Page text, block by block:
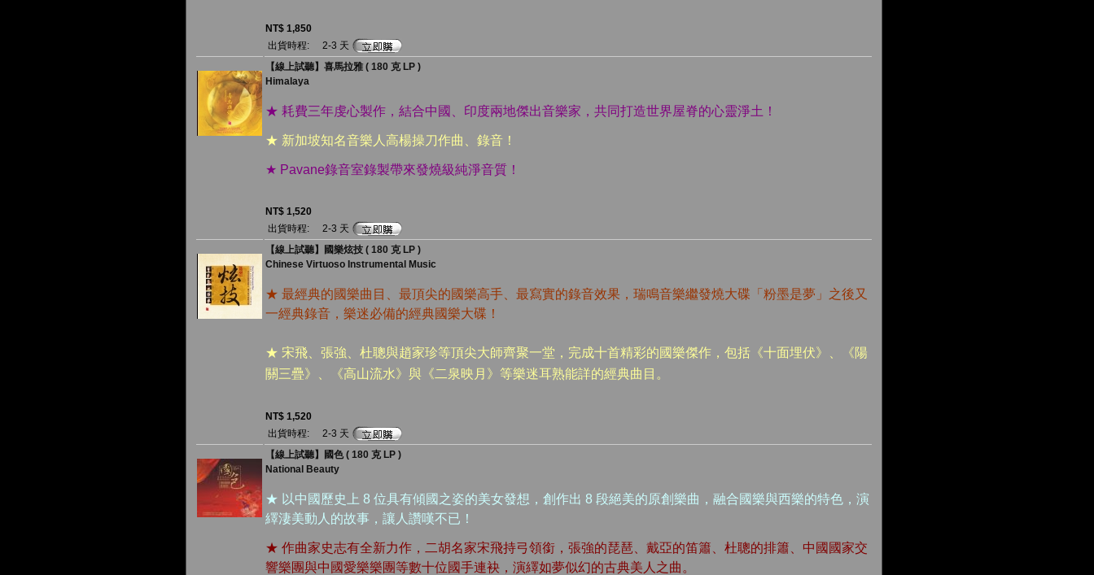
NT$ 1,850
出貨時程:
2-3 天
【線上試聽】喜馬拉雅 ( 180 克 LP )
Himalaya
★ 耗費三年虔心製作，結合中國、印度兩地傑出音樂家，共同打造世界屋脊的心靈淨土！
★ 新加坡知名音樂人高楊操刀作曲、錄音！
★ Pavane錄音室錄製帶來發燒級純淨音質！
NT$ 1,520
出貨時程:
2-3 天
【線上試聽】國樂炫技 ( 180 克 LP )
Chinese Virtuoso Instrumental Music
★ 最經典的國樂曲目、最頂尖的國樂高手、最寫實的錄音效果，瑞鳴音樂繼發燒大碟「粉墨是夢」之後又
一經典錄音，樂迷必備的經典國樂大碟！
★ 宋飛、張強、杜聰與趙家珍等頂尖大師齊聚一堂，完成十首精彩的國樂傑作，包括《十面埋伏》、《陽
關三疊》、《高山流水》與《二泉映月》等樂迷耳熟能詳的經典曲目。
NT$ 1,520
出貨時程:
2-3 天
【線上試聽】國色 ( 180 克 LP )
National Beauty
★ 以中國歷史上 8 位具有傾國之姿的美女發想，創作出 8 段絕美的原創樂曲，融合國樂與西樂的特色，演
繹淒美動人的故事，讓人讚嘆不已！
★ 作曲家史志有全新力作，二胡名家宋飛持弓領銜，張強的琵琶、戴亞的笛簫、杜聰的排簫、中國國家交
響樂團與中國愛樂樂團等數十位國手連袂，演繹如夢似幻的古典美人之曲。